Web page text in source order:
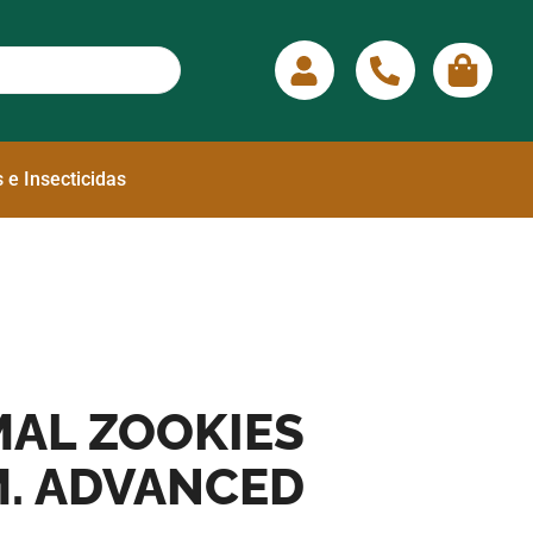
e Insecticidas
ZOOKIES
ADVANCED